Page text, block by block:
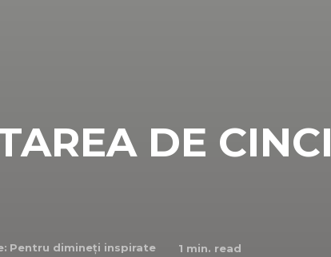
DE CINCI
Pentru dimineți inspirate 1 min. read